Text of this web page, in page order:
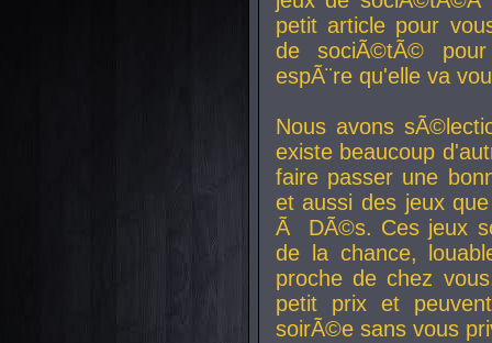
petit article pour
de sociÃ©tÃ©
espÃ¨re qu'elle va
Nous avons
existe beaucoup
faire passer une
et aussi des jeux
Ã DÃ©s. Ces jeux
de la chance,
proche de chez
petit prix et
soirÃ©e sans vous